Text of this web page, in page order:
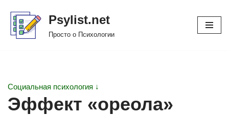
Перейти
Psylist.net
Просто о Психологии
Социальная психология ↓
Эффект «ореола»